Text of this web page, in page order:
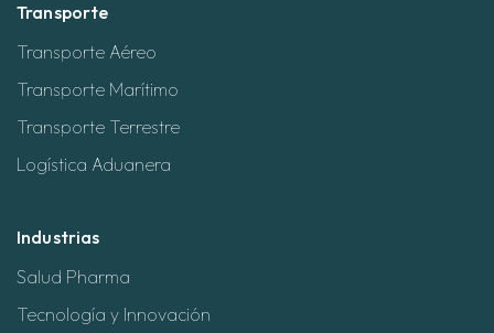
Transporte
Transporte Aéreo
Transporte Marítimo
Transporte Terrestre
Logística Aduanera
Industrias
Salud Pharma
Tecnología y Innovación